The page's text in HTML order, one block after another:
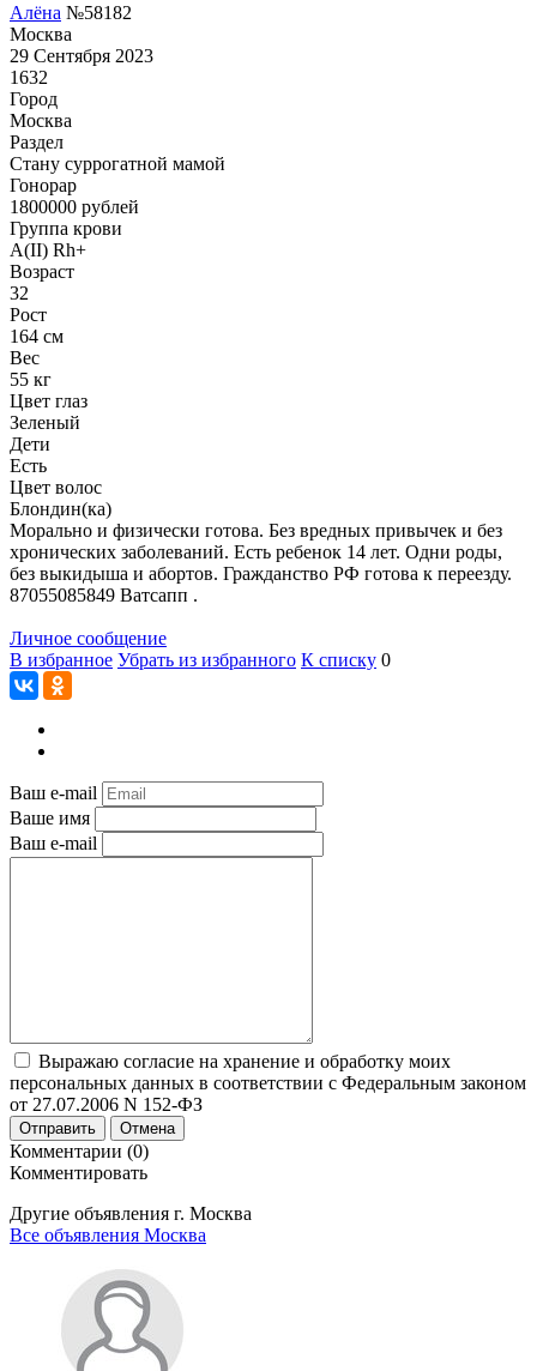
Алёна №58182
Москва
29 Сентября 2023
1632
Город
Москва
Раздел
Cтану суррогатной мамой
Гонoрар
1800000 рублей
Группа крови
A(II) Rh+
Возраст
32
Рост
164 см
Вес
55 кг
Цвет глаз
Зеленый
Дети
Есть
Цвет волос
Блондин(ка)
Морально и физически готова. Без вредных привычек и без
хронических заболеваний. Есть ребенок 14 лет. Одни роды,
без выкидыша и абортов. Гражданство РФ готова к переезду.
87055085849 Ватсапп .
Личное сообщение
В избранное Убрать из избранного К списку 0
Ваш e-mail
Ваше имя
Ваш e-mail
Выражаю согласие на хранение и обработку моих
персональных данных в соответствии с Федеральным законом
от 27.07.2006 N 152-ФЗ
Отправить Отмена
Комментарии (0)
Комментировать
Другие объявления г. Москва
Все объявления Москва